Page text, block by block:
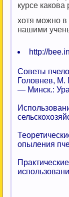
курсе
хотя можно в
нашими
http://
Советы
Головнев, М.
— Минск.:
опыления